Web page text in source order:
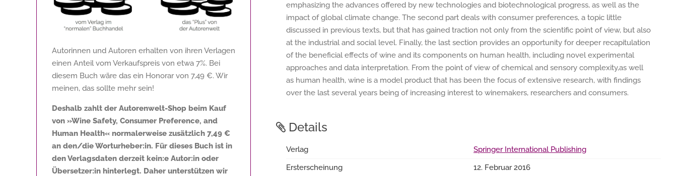
Autorinnen und Autoren erhalten von ihren Verlagen
einen Anteil vom Verkaufspreis von etwa 7%. Bei
diesem Buch wäre das ein Honorar von 7,49 €. Wir
meinen, das sollte mehr sein!
Deshalb zahlt der Autorenwelt-Shop beim Kauf
von »Wine Safety, Consumer Preference, and
Human Health« normalerweise zusätzlich 7,49 €
an den/die Worturheber:in. Für dieses Buch ist in
den Verlagsdaten derzeit kein:e Autor:in oder
Übersetzer:in hinterlegt. Daher unterstützen wir
emphasizing the advances offered by new technologies and biotechnological progress, as well as the
impact of global climate change. The second part deals with consumer preferences, a topic little
discussed in previous texts, but that has gained traction not only from the scientific point of view, but also
at the industrial and social level. Finally, the last section provides an opportunity for deeper recapitulation
of the beneficial effects of wine and its components on human health, including novel experimental
approaches and data interpretation. From the point of view of chemical and sensory complexity,as well
as human health, wine is a model product that has been the focus of extensive research, with findings
over the last several years being of increasing interest to winemakers, researchers and consumers.
Details
Verlag
Springer International Publishing
Ersterscheinung
12. Februar 2016